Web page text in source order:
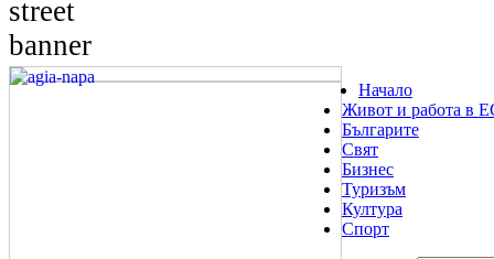
Начало
Живот и работа в
Българите
Свят
Бизнес
Туризъм
Култура
Спорт